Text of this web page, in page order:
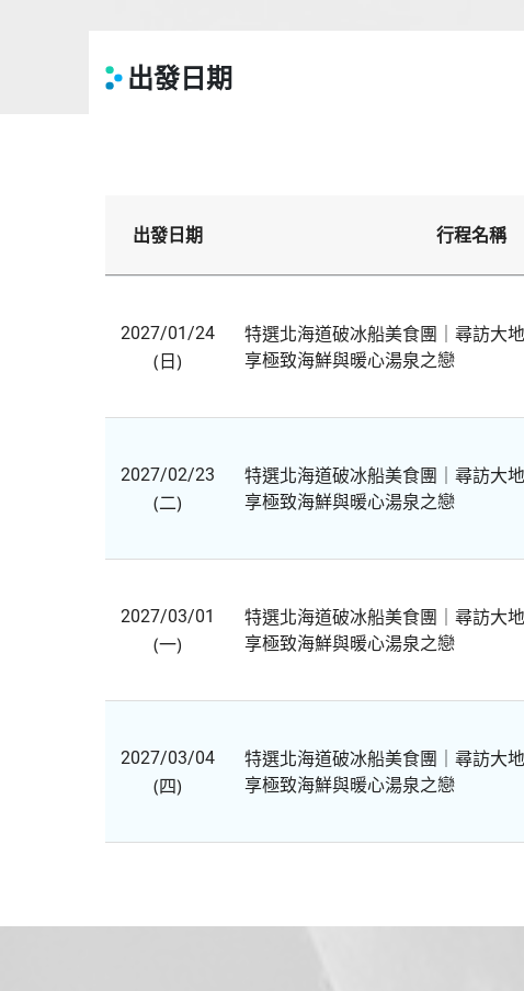
出發日期
出發日期 行程名稱
2027/01/24
(日)
特選北海道破冰船美食團｜尋訪大
享極致海鮮與暖心湯泉之戀
2027/02/23
(二)
特選北海道破冰船美食團｜尋訪大
享極致海鮮與暖心湯泉之戀
2027/03/01
(一)
特選北海道破冰船美食團｜尋訪大
享極致海鮮與暖心湯泉之戀
2027/03/04
(四)
特選北海道破冰船美食團｜尋訪大
享極致海鮮與暖心湯泉之戀